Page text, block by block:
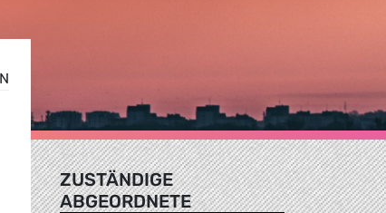
ZUSTÄNDIGE
ABGEORDNETE